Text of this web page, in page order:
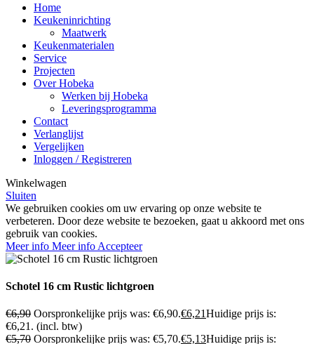
Home
Keukeninrichting
Maatwerk
Keukenmaterialen
Service
Projecten
Over Hobeka
Werken bij Hobeka
Leveringsprogramma
Contact
Verlanglijst
Vergelijken
Inloggen / Registreren
Winkelwagen
Sluiten
We gebruiken cookies om uw ervaring op onze website te
verbeteren. Door deze website te bezoeken, gaat u akkoord met ons
gebruik van cookies.
Meer info Meer info Accepteer
Schotel 16 cm Rustic lichtgroen
€6,90 Oorspronkelijke prijs was: €6,90.€6,21Huidige prijs is:
€6,21. (incl. btw)
€5,70 Oorspronkelijke prijs was: €5,70.€5,13Huidige prijs is: